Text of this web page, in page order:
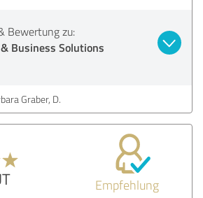
Bewertung zu:
Business Solutions
Graber, D.
Empfehlung